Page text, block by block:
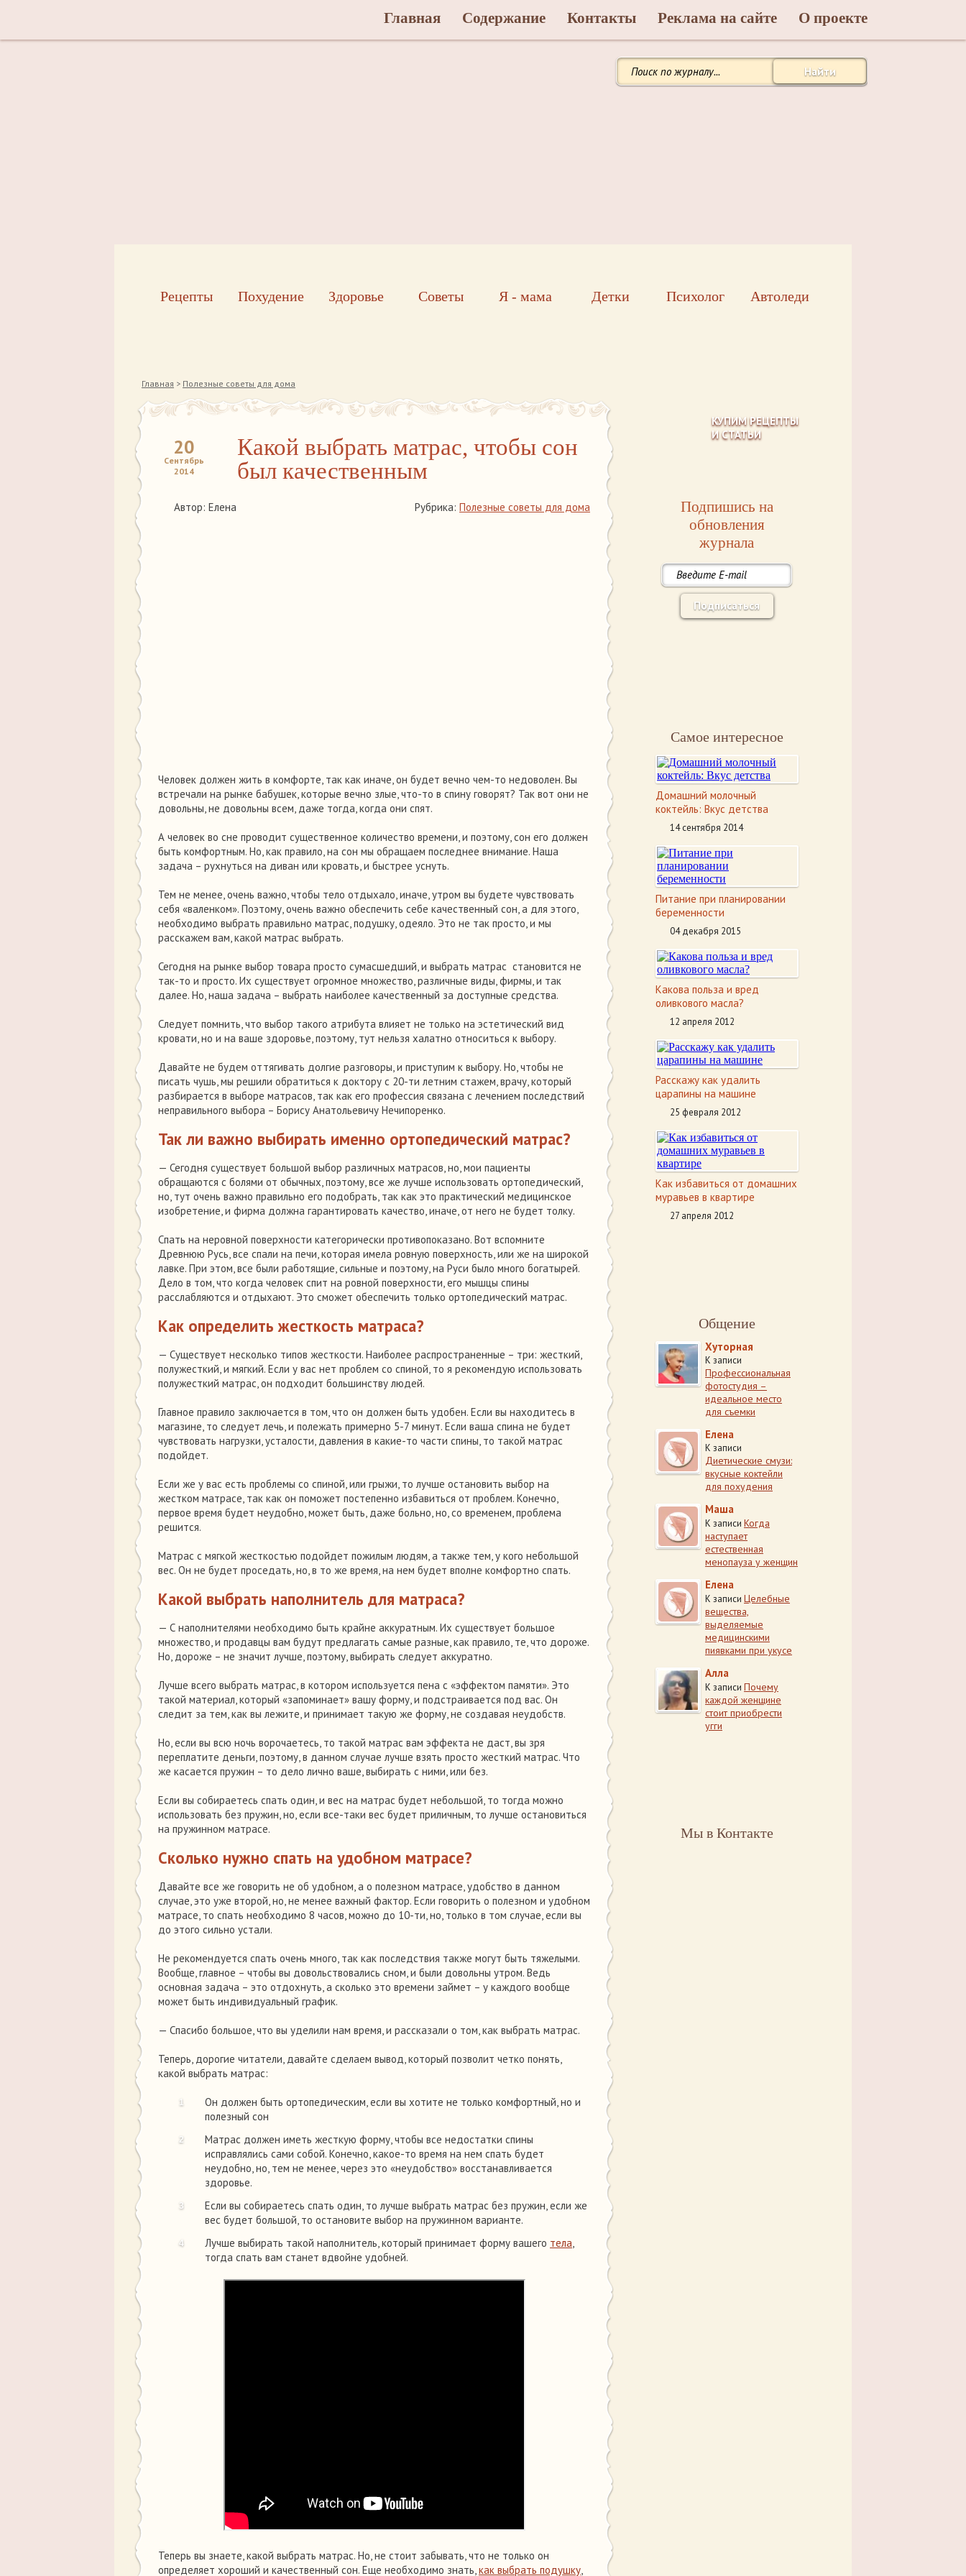
Главная Содержание Контакты Реклама на сайте О проекте
Найти
Рецепты Похудение Здоровье Советы Я - мама Детки Психолог Автоледи
Главная > Полезные советы для дома
20
Сентябрь
2014
Какой выбрать матрас, чтобы сон
был качественным
Автор: Елена Рубрика: Полезные советы для дома
Человек должен жить в комфорте, так как иначе, он будет вечно чем-то недоволен. Вы
встречали на рынке бабушек, которые вечно злые, что-то в спину говорят? Так вот они не
довольны, не довольны всем, даже тогда, когда они спят.
А человек во сне проводит существенное количество времени, и поэтому, сон его должен
быть комфортным. Но, как правило, на сон мы обращаем последнее внимание. Наша
задача – рухнуться на диван или кровать, и быстрее уснуть.
Тем не менее, очень важно, чтобы тело отдыхало, иначе, утром вы будете чувствовать
себя «валенком». Поэтому, очень важно обеспечить себе качественный сон, а для этого,
необходимо выбрать правильно матрас, подушку, одеяло. Это не так просто, и мы
расскажем вам, какой матрас выбрать.
Сегодня на рынке выбор товара просто сумасшедший, и выбрать матрас становится не
так-то и просто. Их существует огромное множество, различные виды, фирмы, и так
далее. Но, наша задача – выбрать наиболее качественный за доступные средства.
Следует помнить, что выбор такого атрибута влияет не только на эстетический вид
кровати, но и на ваше здоровье, поэтому, тут нельзя халатно относиться к выбору.
Давайте не будем оттягивать долгие разговоры, и приступим к выбору. Но, чтобы не
писать чушь, мы решили обратиться к доктору с 20-ти летним стажем, врачу, который
разбирается в выборе матрасов, так как его профессия связана с лечением последствий
неправильного выбора – Борису Анатольевичу Нечипоренко.
Так ли важно выбирать именно ортопедический матрас?
— Сегодня существует большой выбор различных матрасов, но, мои пациенты
обращаются с болями от обычных, поэтому, все же лучше использовать ортопедический,
но, тут очень важно правильно его подобрать, так как это практический медицинское
изобретение, и фирма должна гарантировать качество, иначе, от него не будет толку.
Спать на неровной поверхности категорически противопоказано. Вот вспомните
Древнюю Русь, все спали на печи, которая имела ровную поверхность, или же на широкой
лавке. При этом, все были работящие, сильные и поэтому, на Руси было много богатырей.
Дело в том, что когда человек спит на ровной поверхности, его мышцы спины
расслабляются и отдыхают. Это сможет обеспечить только ортопедический матрас.
Как определить жесткость матраса?
— Существует несколько типов жесткости. Наиболее распространенные – три: жесткий,
полужесткий, и мягкий. Если у вас нет проблем со спиной, то я рекомендую использовать
полужесткий матрас, он подходит большинству людей.
Главное правило заключается в том, что он должен быть удобен. Если вы находитесь в
магазине, то следует лечь, и полежать примерно 5-7 минут. Если ваша спина не будет
чувствовать нагрузки, усталости, давления в какие-то части спины, то такой матрас
подойдет.
Если же у вас есть проблемы со спиной, или грыжи, то лучше остановить выбор на
жестком матрасе, так как он поможет постепенно избавиться от проблем. Конечно,
первое время будет неудобно, может быть, даже больно, но, со временем, проблема
решится.
Матрас с мягкой жесткостью подойдет пожилым людям, а также тем, у кого небольшой
вес. Он не будет проседать, но, в то же время, на нем будет вполне комфортно спать.
Какой выбрать наполнитель для матраса?
— С наполнителями необходимо быть крайне аккуратным. Их существует большое
множество, и продавцы вам будут предлагать самые разные, как правило, те, что дороже.
Но, дороже – не значит лучше, поэтому, выбирать следует аккуратно.
Лучше всего выбрать матрас, в котором используется пена с «эффектом памяти». Это
такой материал, который «запоминает» вашу форму, и подстраивается под вас. Он
следит за тем, как вы лежите, и принимает такую же форму, не создавая неудобств.
Но, если вы всю ночь ворочаетесь, то такой матрас вам эффекта не даст, вы зря
переплатите деньги, поэтому, в данном случае лучше взять просто жесткий матрас. Что
же касается пружин – то дело лично ваше, выбирать с ними, или без.
Если вы собираетесь спать один, и вес на матрас будет небольшой, то тогда можно
использовать без пружин, но, если все-таки вес будет приличным, то лучше остановиться
на пружинном матрасе.
Сколько нужно спать на удобном матрасе?
Давайте все же говорить не об удобном, а о полезном матрасе, удобство в данном
случае, это уже второй, но, не менее важный фактор. Если говорить о полезном и удобном
матрасе, то спать необходимо 8 часов, можно до 10-ти, но, только в том случае, если вы
до этого сильно устали.
Не рекомендуется спать очень много, так как последствия также могут быть тяжелыми.
Вообще, главное – чтобы вы довольствовались сном, и были довольны утром. Ведь
основная задача – это отдохнуть, а сколько это времени займет – у каждого вообще
может быть индивидуальный график.
— Спасибо большое, что вы уделили нам время, и рассказали о том, как выбрать матрас.
Теперь, дорогие читатели, давайте сделаем вывод, который позволит четко понять,
какой выбрать матрас:
Он должен быть ортопедическим, если вы хотите не только комфортный, но и
полезный сон
Матрас должен иметь жесткую форму, чтобы все недостатки спины
исправлялись сами собой. Конечно, какое-то время на нем спать будет
неудобно, но, тем не менее, через это «неудобство» восстанавливается
здоровье.
Если вы собираетесь спать один, то лучше выбрать матрас без пружин, если же
вес будет большой, то остановите выбор на пружинном варианте.
Лучше выбирать такой наполнитель, который принимает форму вашего тела,
тогда спать вам станет вдвойне удобней.
Теперь вы знаете, какой выбрать матрас. Но, не стоит забывать, что не только он
определяет хороший и качественный сон. Еще необходимо знать,как выбрать подушку,
КУПИМ РЕЦЕПТЫ
И СТАТЬИ
Подпишись на
обновления
журнала
Подписаться
Самое интересное
Домашний молочный
коктейль: Вкус детства
14 сентября 2014
Питание при планировании
беременности
04 декабря 2015
Какова польза и вред
оливкового масла?
12 апреля 2012
Расскажу как удалить
царапины на машине
25 февраля 2012
Как избавиться от домашних
муравьев в квартире
27 апреля 2012
Общение
Хуторная
К записи
Профессиональная
фотостудия –
идеальное место
для съемки
Елена
К записи
Диетические смузи:
вкусные коктейли
для похудения
Маша
К записи Когда
наступает
естественная
менопауза у женщин
Елена
К записи Целебные
вещества,
выделяемые
медицинскими
пиявками при укусе
Алла
К записи Почему
каждой женщине
стоит приобрести
угги
Мы в Контакте